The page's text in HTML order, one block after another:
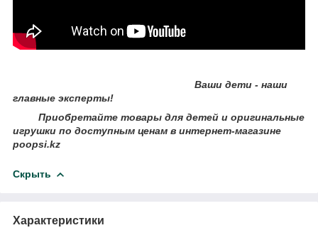
Ваши дети - наши
главные эксперты!
Приобретайте товары для детей и оригинальные
игрушки по доступным ценам в интернет-магазине
poopsi.kz
Скрыть
Характеристики